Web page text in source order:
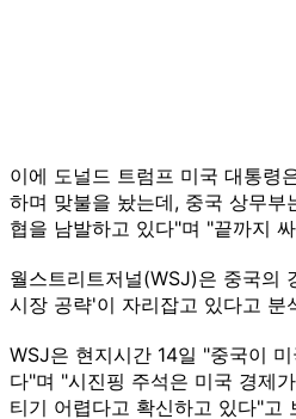
이에 도널드 트럼프 미국 대통령
하며 맞불을 놨는데, 중국 상무부
협을 남발하고 있다"며 "끝까지
월스트리트저널(WSJ)은 중국의
시장 공략'이 자리잡고 있다고 분
WSJ은 현지시간 14일 "중국이
다"며 "시진핑 주석은 미국 경제
티기 어렵다고 확신하고 있다"고